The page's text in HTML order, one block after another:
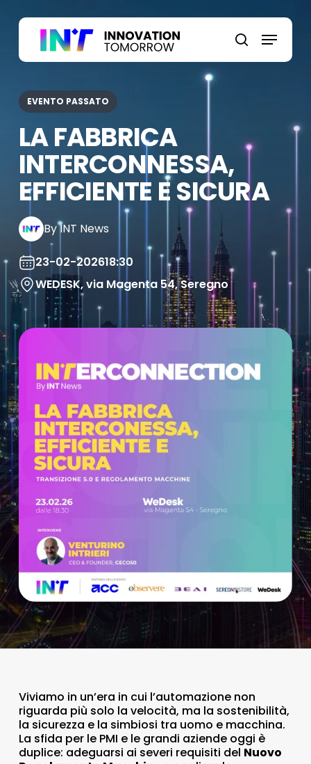
content
search
Menu
EVENTO PASSATO
LA FABBRICA
INTERCONNESSA,
EFFICIENTE E SICURA
By INT News
23-02-202618:30
WEDESK, via Magenta 54, Seregno
Viviamo in un’era in cui l’automazione non
riguarda più solo la velocità, ma la sostenibilità,
la sicurezza e la simbiosi tra uomo e macchina.
La sfida per le PMI e le grandi aziende oggi è
duplice: adeguarsi ai severi requisiti del Nuovo